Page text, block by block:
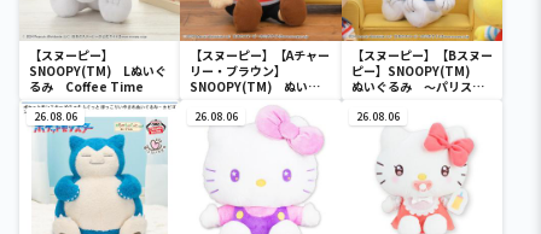
【スヌーピー】
SNOOPY(TM) Lぬいぐ
るみ Coffee Time
【スヌーピー】【Aチャー
リー・ブラウン】
SNOOPY(TM) ぬいぐ
るみ ～パリスタイル～
【スヌーピー】【Bスヌー
ピー】SNOOPY(TM)
ぬいぐるみ ～パリスタ
26.08.06 26.08.06 26.08.06